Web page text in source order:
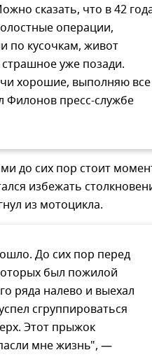
сказать, что в 42
операции,
по кусочкам, живот
уже позади.
хорошие, выполняю все
Филонов пресс-службе
до сих пор стоит
избежать
из мотоцикла.
До сих пор перед
был пожилой
ряда налево и выехал
сгруппироваться
Этот прыжок
мне жизнь", —